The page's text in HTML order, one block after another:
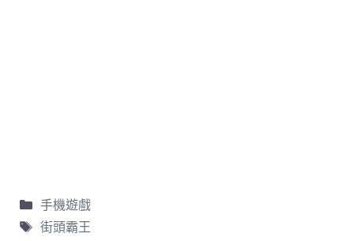
手機遊戲
街頭霸王